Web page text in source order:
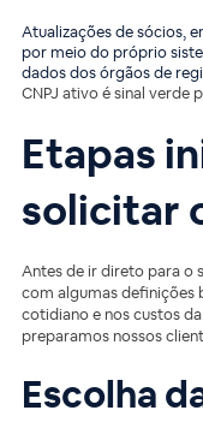
Atualizações de sócios,
por meio do próprio
dados dos órgãos de
CNPJ ativo é sinal verde
Etapas
solicitar
Antes de ir direto para o
com algumas definições
cotidiano e nos custos
preparamos nossos
Escolha